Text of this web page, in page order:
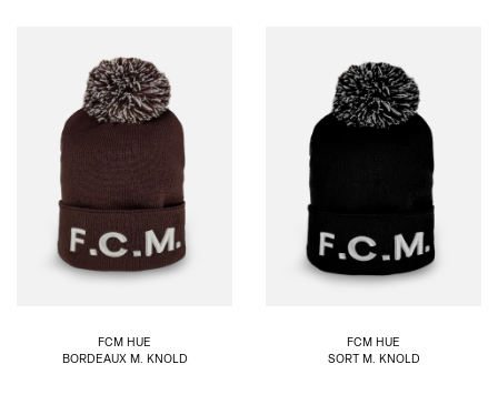
FCM HUE
BORDEAUX M. KNOLD
FCM HUE
SORT M. KNOLD